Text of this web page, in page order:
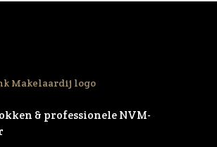
& professionele NVM-